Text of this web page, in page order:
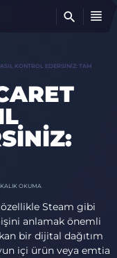
KONTROL EDERSINIZ: TAM
OKUMA
Steam gibi
anlamak önemli
bir dijital dağıtım
içi ürün veya emtia